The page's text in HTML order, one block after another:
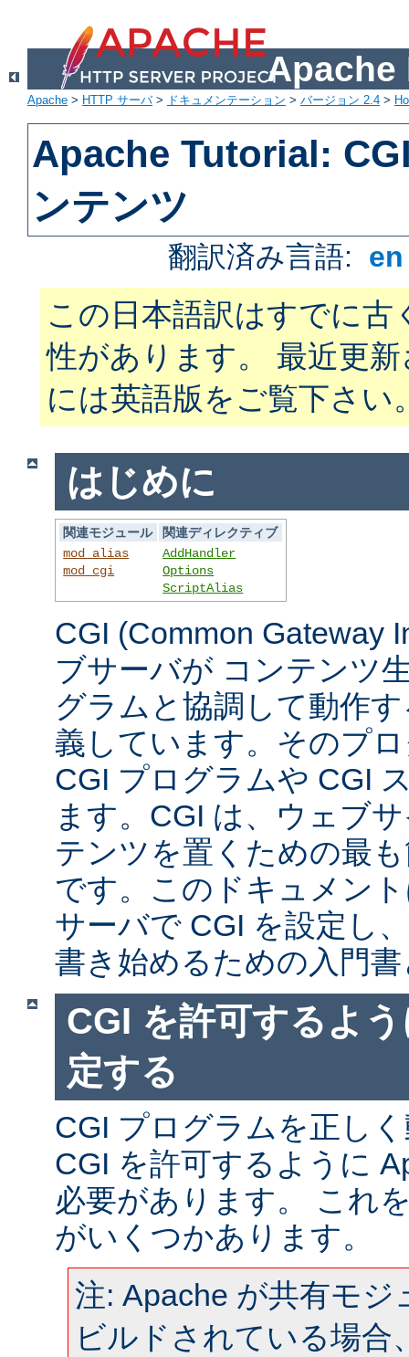
Apache
Apache > HTTP サーバ> ドキュメンテーション > バージョン 2.4 >
Apache Tutorial:
ンテンツ
翻訳済み言語:
この日本語訳はすでに古
性があります。 最近更
には英語版をご覧下さい
はじめに
関連モジュール
関連ディレクティブ
mod_alias
mod_cgi
AddHandler
Options
ScriptAlias
CGI (Common Gateway
ブサーバが コンテンツ
グラムと協調して動作
義しています。そのプ
CGI プログラムや CGI
ます。CGI は、ウェブ
テンツを置くための最
です。このドキュメン
サーバで CGI を設定し
書き始めるための入門
CGI を許可するよ
定する
CGI プログラムを正し
CGI を許可するように
必要があります。 これ
がいくつかあります。
注: Apache が共有モジ
ビルドされている場合